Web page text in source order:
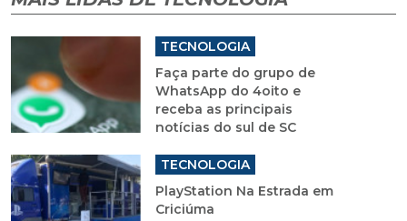
TECNOLOGIA
Faça parte do grupo de
WhatsApp do 4oito e
receba as principais
notícias do sul de SC
TECNOLOGIA
PlayStation Na Estrada em
Criciúma